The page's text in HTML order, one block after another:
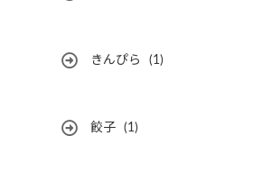
きんぴら (1)
餃子 (1)